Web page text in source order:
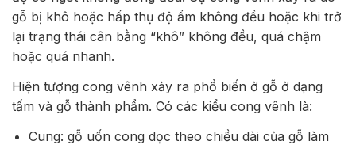
gỗ bị khô hoặc hấp thụ độ ẩm không đều hoặc khi trở
lại trạng thái cân bằng “khô” không đều, quá chậm
hoặc quá nhanh.
Hiện tượng cong vênh xảy ra phổ biến ở gỗ ở dạng
tấm và gỗ thành phẩm. Có các kiểu cong vênh là:
Cung: gỗ uốn cong dọc theo chiều dài của gỗ làm